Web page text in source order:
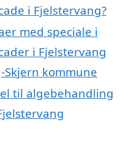
i Fjelstervang?
med speciale i
i Fjelstervang
kommune
til algebehandling